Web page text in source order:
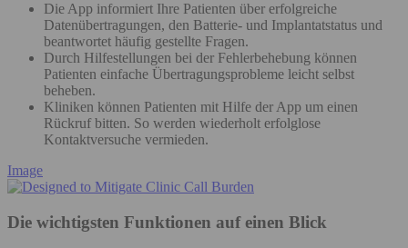
Die App informiert Ihre Patienten über erfolgreiche
Datenübertragungen, den Batterie- und Implantatstatus und
beantwortet häufig gestellte Fragen.
Durch Hilfestellungen bei der Fehlerbehebung können
Patienten einfache Übertragungsprobleme leicht selbst
beheben.
Kliniken können Patienten mit Hilfe der App um einen
Rückruf bitten. So werden wiederholt erfolglose
Kontaktversuche vermieden.
Image
Die wichtigsten Funktionen auf einen Blick